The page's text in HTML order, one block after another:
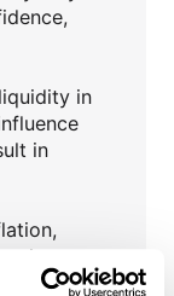
in
in